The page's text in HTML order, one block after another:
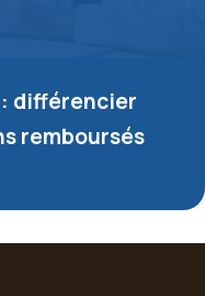
différencier
remboursés